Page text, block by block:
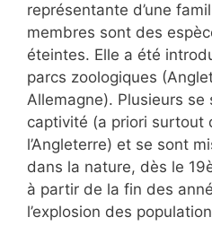
représentante d’une
membres sont des
éteintes. Elle a été
parcs zoologiques
Allemagne). Plusieurs se
captivité (a priori surtout
l’Angleterre) et se sont
dans la nature, dès le
à partir de la fin des
l’explosion des